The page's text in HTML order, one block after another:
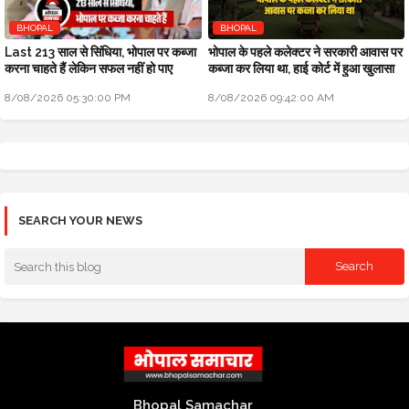
BHOPAL
Last 213 साल से सिंधिया, भोपाल पर कब्जा
करना चाहते हैं लेकिन सफल नहीं हो पाए
8/08/2026 05:30:00 PM
BHOPAL
भोपाल के पहले कलेक्टर ने सरकारी आवास पर
कब्जा कर लिया था, हाई कोर्ट में हुआ खुलासा
8/08/2026 09:42:00 AM
SEARCH YOUR NEWS
Bhopal Samachar